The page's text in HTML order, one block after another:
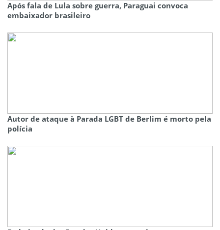
Após fala de Lula sobre guerra, Paraguai convoca
embaixador brasileiro
Autor de ataque à Parada LGBT de Berlim é morto pela
polícia